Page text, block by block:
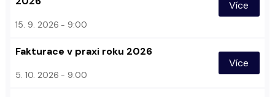
15. 9. 2026 9:00
Více
Fakturace v praxi roku 2026
5. 10. 2026 9:00
Více